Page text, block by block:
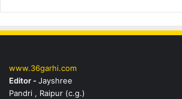
www.36garhi.com
Editor -Jayshree
Pandri , Raipur (c.g.)